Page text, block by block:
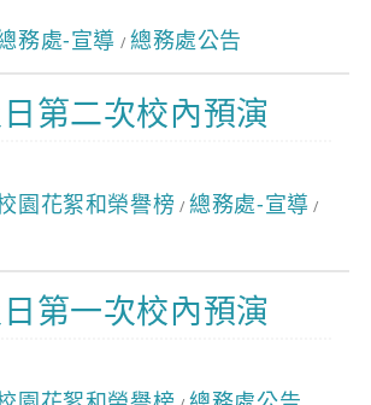
務處-宣導 / 總務處公告
第二次校內預演
園花絮和榮譽榜 / 總務處-宣導 /
第一次校內預演